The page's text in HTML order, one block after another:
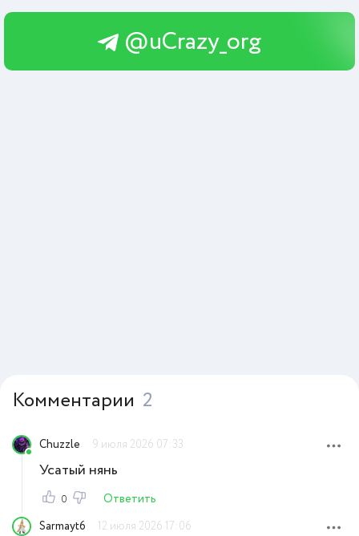
@uCrazy_org
Комментарии 2
Chuzzle 9 июля 2026 07:33
Усатый нянь
0
Ответить
Sarmayt6
12 июля 2026 17:06